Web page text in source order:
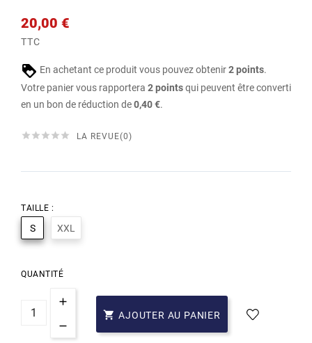
20,00 €
TTC
En achetant ce produit vous pouvez obtenir2points.
Votre panier vous rapportera 2pointsqui peuvent être converti
en un bon de réduction de0,40 €.
     LA REVUE(0)
TAILLE :
S XXL
QUANTITÉ
 AJOUTER AU PANIER